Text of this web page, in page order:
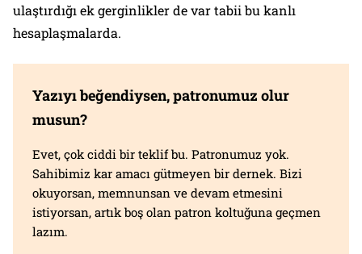
ulaştırdığı ek gerginlikler de var tabii bu kanlı
hesaplaşmalarda.
Yazıyı beğendiysen, patronumuz olur
musun?
Evet, çok ciddi bir teklif bu. Patronumuz yok.
Sahibimiz kar amacı gütmeyen bir dernek. Bizi
okuyorsan, memnunsan ve devam etmesini
istiyorsan, artık boş olan patron koltuğuna geçmen
lazım.